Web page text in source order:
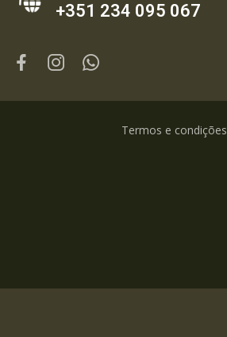
+351 234 095 067
Termos e condições